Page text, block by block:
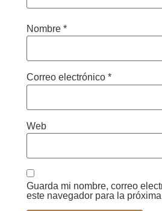
Nombre *
Correo electrónico *
Web
Guarda mi nombre, correo
este navegador para la